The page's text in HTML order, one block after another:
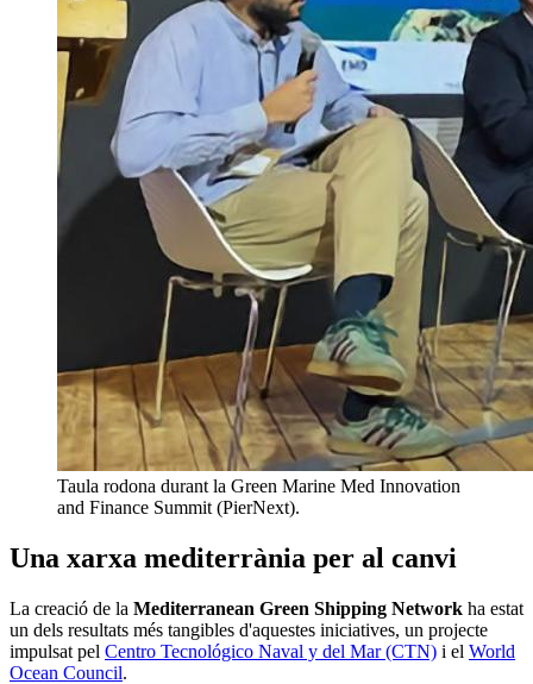
Taula rodona durant la Green Marine Med Innovation
and Finance Summit (PierNext).
Una xarxa mediterrània per al canvi
La creació de la Mediterranean Green Shipping Network ha estat
un dels resultats més tangibles d'aquestes iniciatives, un projecte
impulsat pel Centro Tecnológico Naval y del Mar (CTN) i el World
Ocean Council.